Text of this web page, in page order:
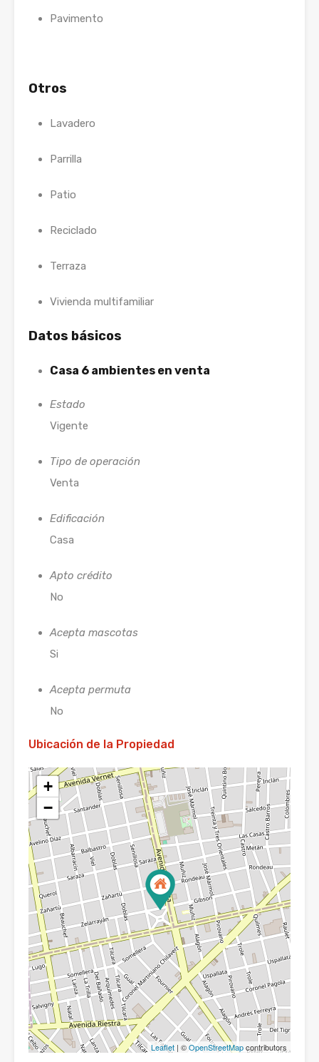
Pavimento
Otros
Lavadero
Parrilla
Patio
Reciclado
Terraza
Vivienda multifamiliar
Datos básicos
Casa 6 ambientes en venta
Estado
Vigente
Tipo de operación
Venta
Edificación
Casa
Apto crédito
No
Acepta mascotas
Si
Acepta permuta
No
Ubicación de la Propiedad
+
−
Leaflet | ©OpenStreetMapcontributors